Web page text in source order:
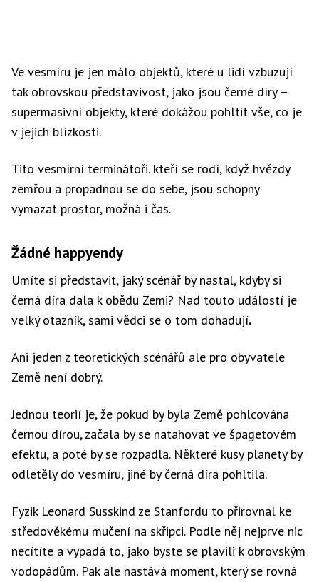
Ve vesmíru je jen málo objektů, které u lidí vzbuzují
tak obrovskou představivost, jako jsou černé díry –
supermasivní objekty, které dokážou pohltit vše, co je
v jejich blízkosti.
Tito vesmírní terminátoři. kteří se rodí, když hvězdy
zemřou a propadnou se do sebe, jsou schopny
vymazat prostor, možná i čas.
Žádné happyendy
Umíte si představit, jaký scénář by nastal, kdyby si
černá díra dala k obědu Zemi? Nad touto událostí je
velký otazník, sami vědci se o tom dohadují.
Ani jeden z teoretických scénářů ale pro obyvatele
Země není dobrý.
Jednou teorií je, že pokud by byla Země pohlcována
černou dírou, začala by se natahovat ve špagetovém
efektu, a poté by se rozpadla. Některé kusy planety by
odletěly do vesmíru, jiné by černá díra pohltila.
Fyzik Leonard Susskind ze Stanfordu to přirovnal ke
středověkému mučení na skřipci. Podle něj nejprve nic
necítíte a vypadá to, jako byste se plavili k obrovským
vodopádům. Pak ale nastává moment, který se rovná